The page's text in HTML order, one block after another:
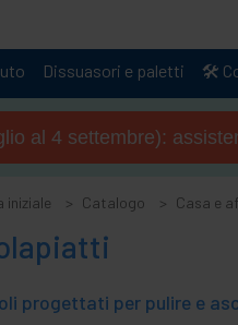
Dissuasori e paletti 🛠️
al 4 settembre):
iniziale Catalogo Casa e